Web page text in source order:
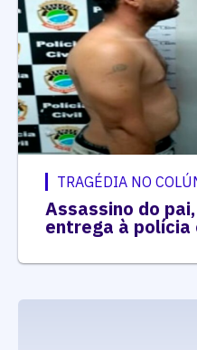
TRAGÉDIA NO
Assassino do
entrega à polícia